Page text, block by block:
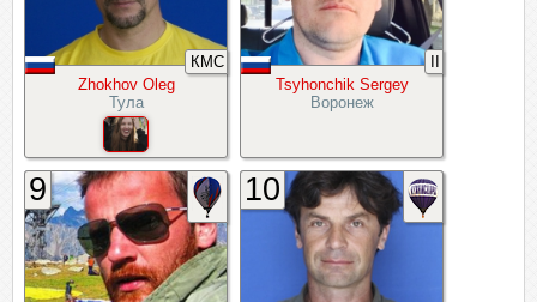
Zhokhov Oleg
Тула
КМС
Tsyhonchik Sergey
Воронеж
9 10